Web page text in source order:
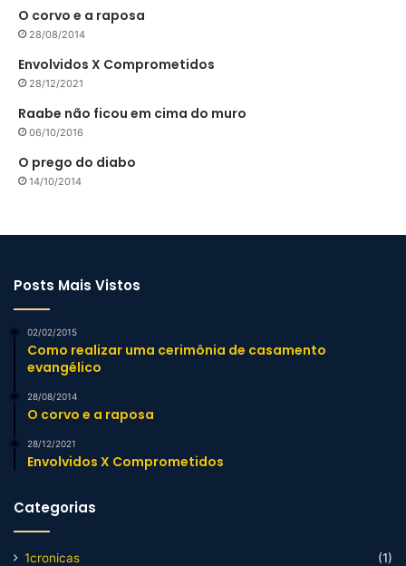
O corvo e a raposa
28/08/2014
Envolvidos X Comprometidos
28/12/2021
Raabe não ficou em cima do muro
06/10/2016
O prego do diabo
14/10/2014
Posts Mais Vistos
02/02/2015
Como realizar uma cerimônia de casamento
evangélico
28/08/2014
O corvo e a raposa
28/12/2021
Envolvidos X Comprometidos
Categorias
1cronicas
(1)